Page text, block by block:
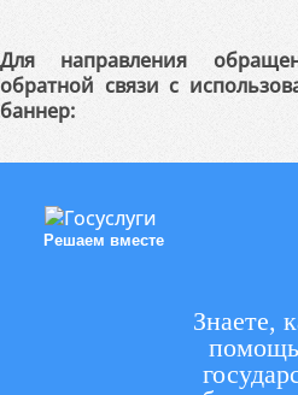
Для направления
обратной связи с
баннер:
Решаем вместе
Знаете,